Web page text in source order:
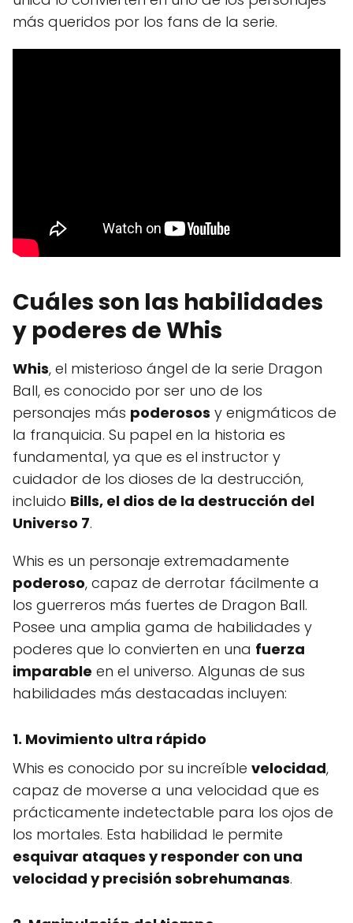
más queridos por los fans de la serie.
Cuáles son las habilidades
y poderes de Whis
Whis, el misterioso ángel de la serie Dragon
Ball, es conocido por ser uno de los
personajes más poderosos y enigmáticos de
la franquicia. Su papel en la historia es
fundamental, ya que es el instructor y
cuidador de los dioses de la destrucción,
incluido Bills, el dios de la destrucción del
Universo 7.
Whis es un personaje extremadamente
poderoso, capaz de derrotar fácilmente a
los guerreros más fuertes de Dragon Ball.
Posee una amplia gama de habilidades y
poderes que lo convierten en una fuerza
imparable en el universo. Algunas de sus
habilidades más destacadas incluyen:
1. Movimiento ultra rápido
Whis es conocido por su increíble velocidad,
capaz de moverse a una velocidad que es
prácticamente indetectable para los ojos de
los mortales. Esta habilidad le permite
esquivar ataques y responder con una
velocidad y precisión sobrehumanas.